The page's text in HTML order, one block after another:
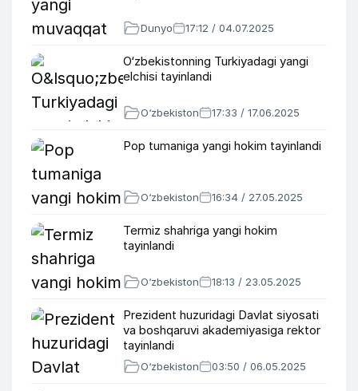
Dunyo 17:12 / 04.07.2025
O‘zbekistonning Turkiyadagi yangi
elchisi tayinlandi
O‘zbekiston 17:33 / 17.06.2025
Pop tumaniga yangi hokim tayinlandi
O‘zbekiston 16:34 / 27.05.2025
Termiz shahriga yangi hokim
tayinlandi
O‘zbekiston 18:13 / 23.05.2025
Prezident huzuridagi Davlat siyosati
va boshqaruvi akademiyasiga rektor
tayinlandi
O‘zbekiston 03:50 / 06.05.2025